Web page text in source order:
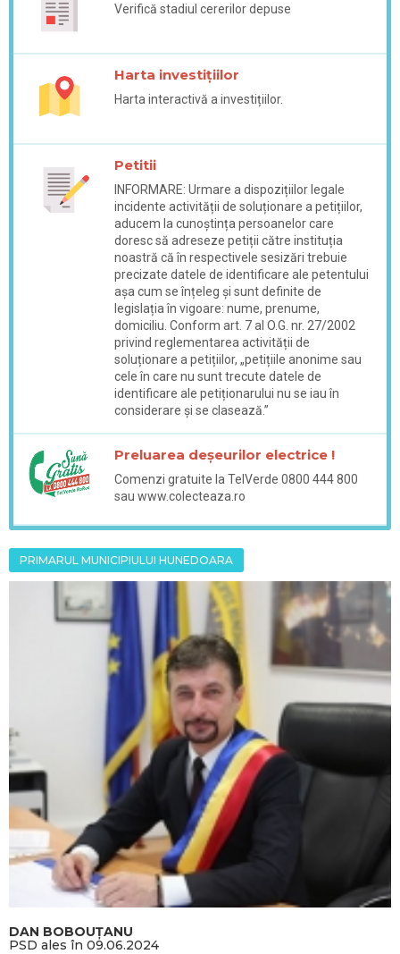
Verifică stadiul cererilor depuse
Harta investițiilor
Harta interactivă a investițiilor.
Petitii
INFORMARE: Urmare a dispozițiilor legale
incidente activității de soluționare a petițiilor,
aducem la cunoștința persoanelor care
doresc să adreseze petiții către instituția
noastră că în respectivele sesizări trebuie
precizate datele de identificare ale petentului
așa cum se înțeleg și sunt definite de
legislația în vigoare: nume, prenume,
domiciliu. Conform art. 7 al O.G. nr. 27/2002
privind reglementarea activității de
soluționare a petițiilor, „petițiile anonime sau
cele în care nu sunt trecute datele de
identificare ale petiționarului nu se iau în
considerare și se clasează.”
Preluarea deșeurilor electrice !
Comenzi gratuite la TelVerde 0800 444 800
sau www.colecteaza.ro
PRIMARUL MUNICIPIULUI HUNEDOARA
DAN BOBOUȚANU
PSD ales în 09.06.2024